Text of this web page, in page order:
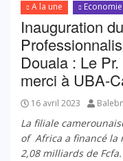
A la une Economie
Inauguration
Douala : Le
merci à UBA-
16 avril 2023
La filiale
of Africa a financé
2,08 milliards de Fcfa.